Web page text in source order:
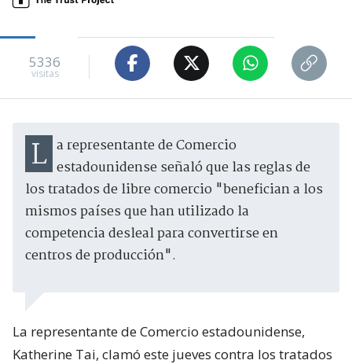
5336
visitas
La representante de Comercio estadounidense señaló que las reglas de
los tratados de libre comercio "benefician a los
mismos países que han utilizado la
competencia desleal para convertirse en
centros de producción".
La representante de Comercio estadounidense,
Katherine Tai, clamó este jueves contra los tratados